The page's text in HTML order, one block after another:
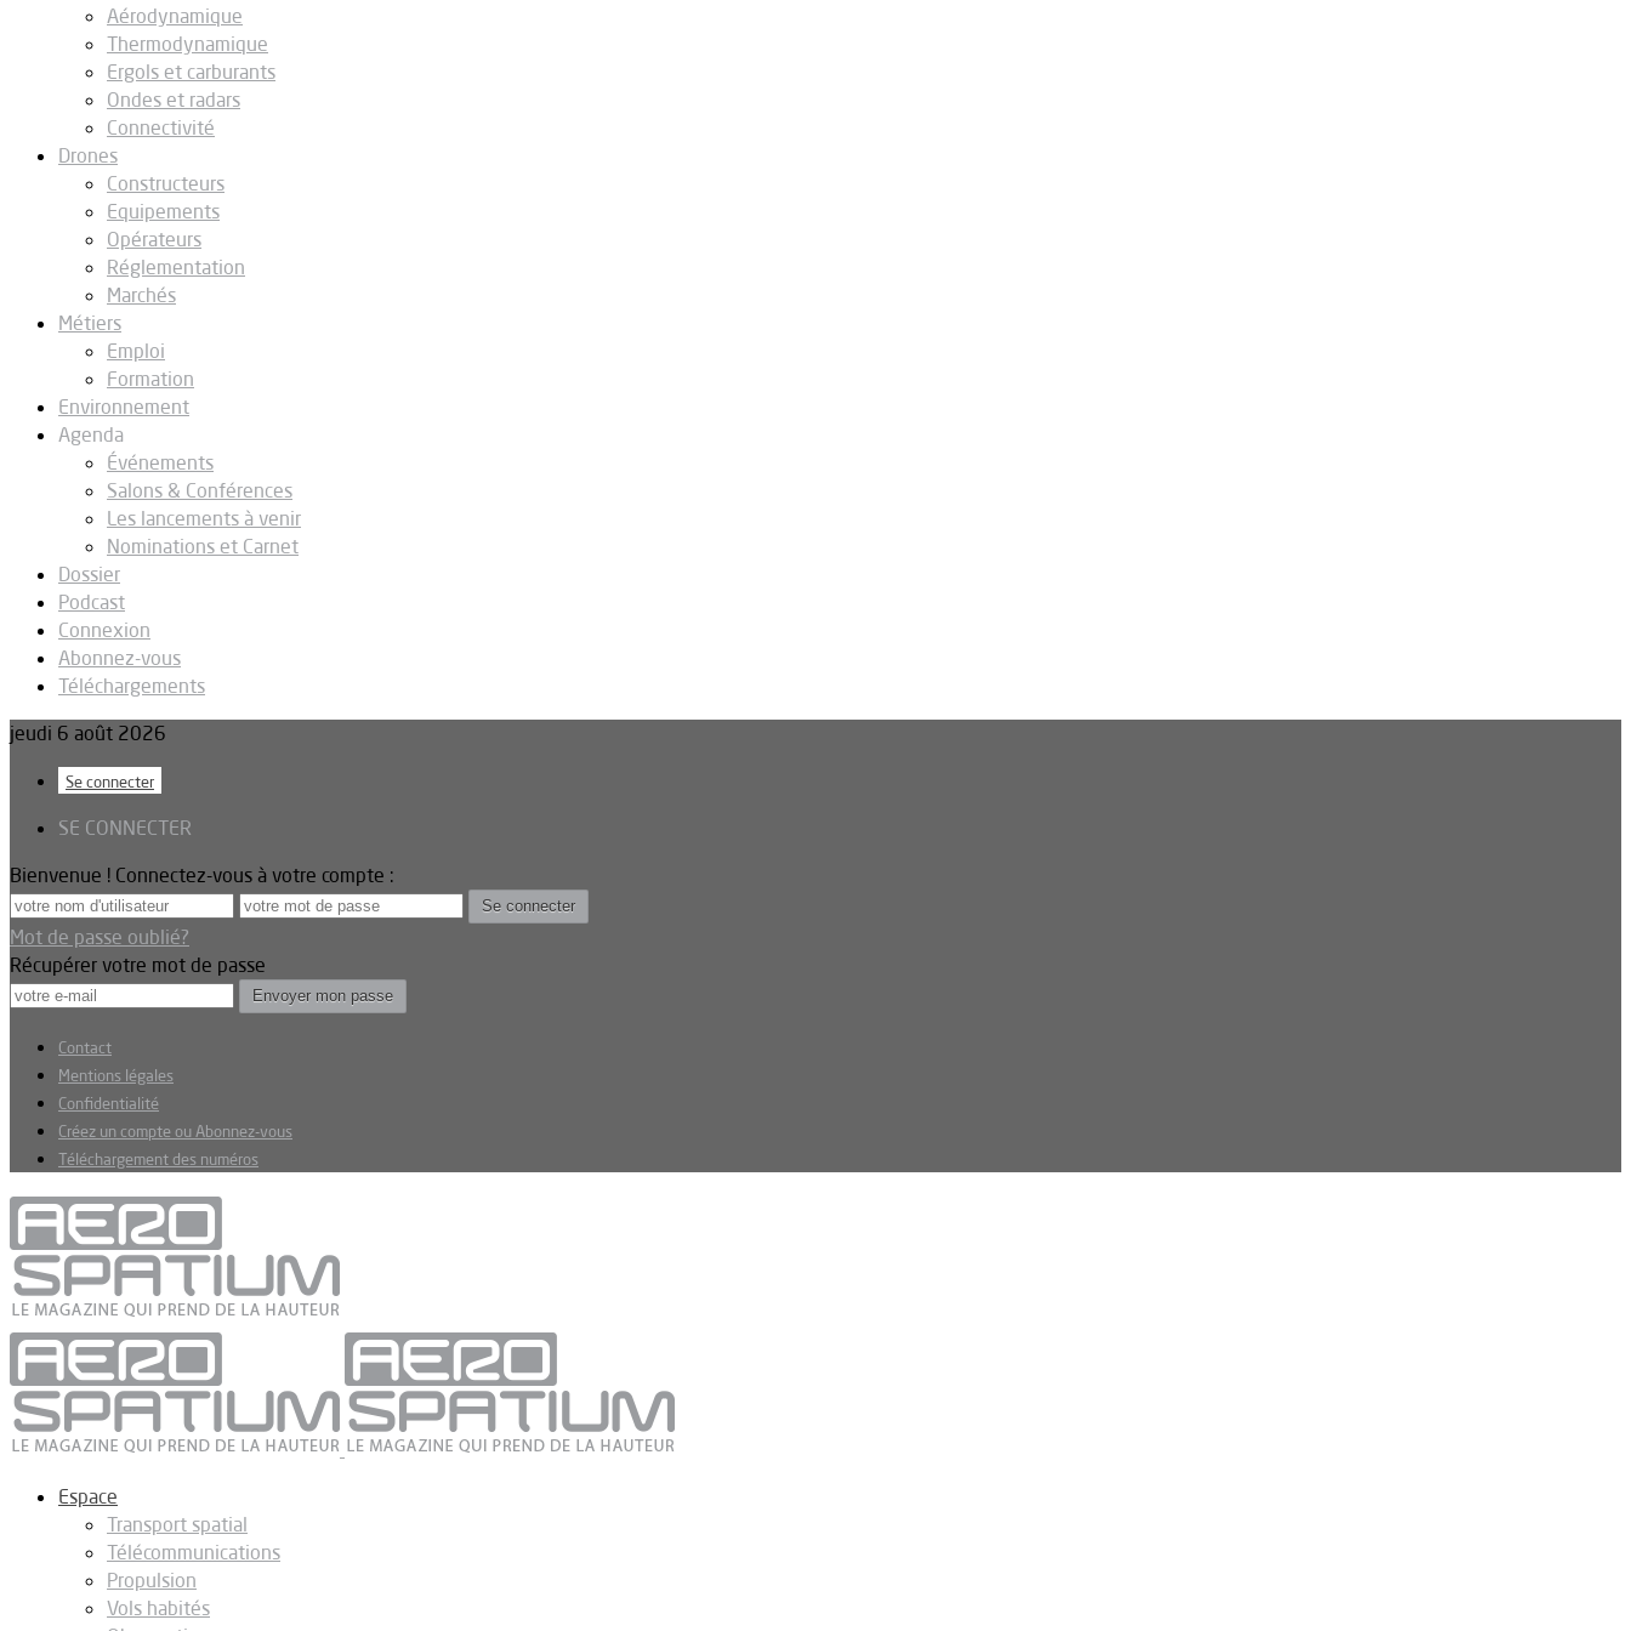
Aérodynamique
Thermodynamique
Ergols et carburants
Ondes et radars
Connectivité
Drones
Constructeurs
Equipements
Opérateurs
Réglementation
Marchés
Métiers
Emploi
Formation
Environnement
Agenda
Événements
Salons & Conférences
Les lancements à venir
Nominations et Carnet
Dossier
Podcast
Connexion
Abonnez-vous
Téléchargements
jeudi 6 août 2026
Se connecter
SE CONNECTER
Bienvenue ! Connectez-vous à votre compte :
Mot de passe oublié?
Récupérer votre mot de passe
Contact
Mentions légales
Confidentialité
Créez un compte ou Abonnez-vous
Téléchargement des numéros
Espace
Transport spatial
Télécommunications
Propulsion
Vols habités